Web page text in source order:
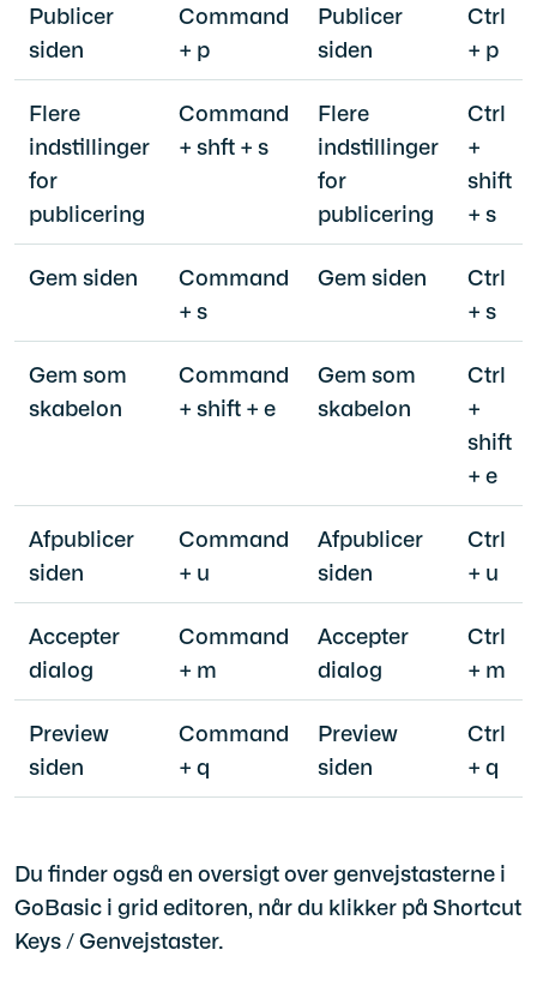
Publicer
siden
Command
+ p
Publicer
siden
Ctrl
+ p
Flere
indstillinger
for
publicering
Command
+ shft + s
Flere
indstillinger
for
publicering
Ctrl
+
shift
+ s
Gem siden
Command
+ s
Gem siden
Ctrl
+ s
Gem som
skabelon
Command
+ shift + e
Gem som
skabelon
Ctrl
+
shift
+ e
Afpublicer
siden
Command
+ u
Afpublicer
siden
Ctrl
+ u
Accepter
dialog
Command
+ m
Accepter
dialog
Ctrl
+ m
Preview
siden
Command
+ q
Preview
siden
Ctrl
+ q
Du finder også en oversigt over genvejstasterne i
GoBasic i grid editoren, når du klikker på Shortcut
Keys / Genvejstaster.